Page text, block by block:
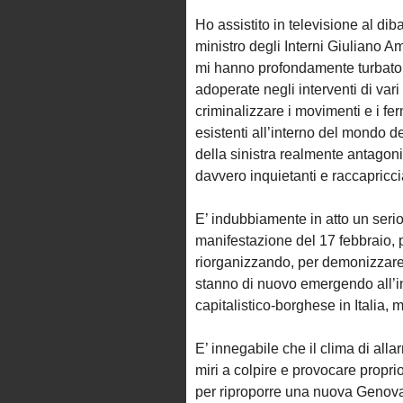
Ho assistito in televisione al
ministro degli Interni Giuliano
mi hanno profondamente
adoperate negli interventi di
criminalizzare i movimenti e i
esistenti all’interno del mondo
della sinistra realmente
davvero inquietanti e
E’ indubbiamente in atto un
manifestazione del 17 febbraio,
riorganizzando, per
stanno di nuovo emergendo
capitalistico-borghese in Italia,
E’ innegabile che il clima di
miri a colpire e provocare
per riproporre una nuova